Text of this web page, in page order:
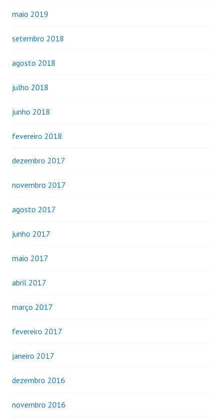
maio 2019
setembro 2018
agosto 2018
julho 2018
junho 2018
fevereiro 2018
dezembro 2017
novembro 2017
agosto 2017
junho 2017
maio 2017
abril 2017
março 2017
fevereiro 2017
janeiro 2017
dezembro 2016
novembro 2016